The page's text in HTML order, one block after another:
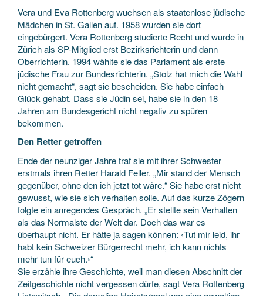
Vera und Eva Rottenberg wuchsen als staatenlose jüdische
Mädchen in St. Gallen auf. 1958 wurden sie dort
eingebürgert. Vera Rottenberg studierte Recht und wurde in
Zürich als SP-Mitglied erst Bezirksrichterin und dann
Oberrichterin. 1994 wählte sie das Parlament als erste
jüdische Frau zur Bundesrichterin. „Stolz hat mich die Wahl
nicht gemacht“, sagt sie bescheiden. Sie habe einfach
Glück gehabt. Dass sie Jüdin sei, habe sie in den 18
Jahren am Bundesgericht nicht negativ zu spüren
bekommen.
Den Retter getroffen
Ende der neunziger Jahre traf sie mit ihrer Schwester
erstmals ihren Retter Harald Feller. „Mir stand der Mensch
gegenüber, ohne den ich jetzt tot wäre.“ Sie habe erst nicht
gewusst, wie sie sich verhalten solle. Auf das kurze Zögern
folgte ein anregendes Gespräch. „Er stellte sein Verhalten
als das Normalste der Welt dar. Doch das war es
überhaupt nicht. Er hätte ja sagen können: ‹Tut mir leid, ihr
habt kein Schweizer Bürgerrecht mehr, ich kann nichts
mehr tun für euch.›“
Sie erzähle ihre Geschichte, weil man diesen Abschnitt der
Zeitgeschichte nicht vergessen dürfe, sagt Vera Rottenberg